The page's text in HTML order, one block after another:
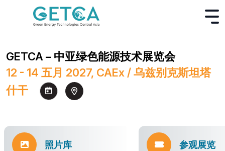
GETCA – 中亚绿色能源技术展览会
12 - 14 五月 2027, CAEx / 乌兹别克斯坦塔
什干
照片库 参观展览